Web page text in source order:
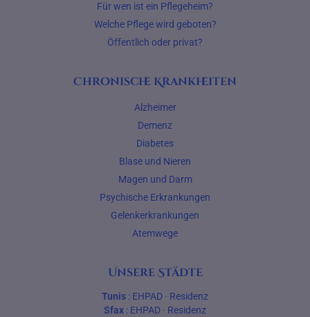
Für wen ist ein Pflegeheim?
Welche Pflege wird geboten?
Öffentlich oder privat?
Chronische Krankheiten
Alzheimer
Demenz
Diabetes
Blase und Nieren
Magen und Darm
Psychische Erkrankungen
Gelenkerkrankungen
Atemwege
Unsere Städte
Tunis : EHPAD · Residenz
Sfax : EHPAD · Residenz